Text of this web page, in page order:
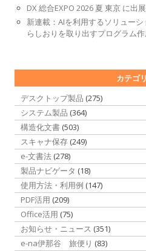
DX 総合EXPO 2026 夏 東京 に出
新連載：AIを利用するソリュー
らしおりを取り出すプログラム
カテゴ
デスクトップ製品 (275)
システム製品 (364)
構造化文書 (503)
スキャナ保存 (249)
e-文書法 (278)
製品ナビゲータ (18)
使用方法・利用例 (147)
PDF活用 (209)
Office活用 (75)
お知らせ・ニュース (351)
e-na伊那谷 旅便り (83)